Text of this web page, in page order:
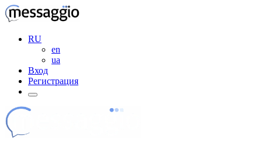
RU
en
ua
Вход
Регистрация